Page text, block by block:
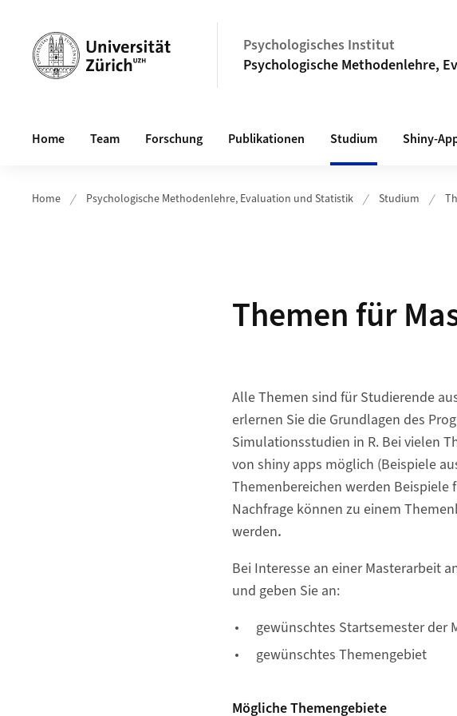
Psychologisches Institut
Psychologische Methodenlehre,
Home Team Forschung Publikationen Studium Shiny-
Home Psychologische Methodenlehre, Evaluation und Statistik Studium
Themen für
Alle Themen sind für Studierende
erlernen Sie die Grundlagen des
Simulationsstudien in R. Bei vielen
von shiny apps möglich (Beispiele
Themenbereichen werden
Nachfrage können zu einem
werden.
Bei Interesse an einer Masterarbeit
und geben Sie an:
gewünschtes Startsemester der
gewünschtes Themengebiet
Mögliche Themengebiete